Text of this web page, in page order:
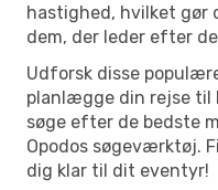
hastighed, hvilket
dem, der leder efter
Udforsk disse
planlægge din rejse til
søge efter de bedste
Opodos søgeværktøj.
dig klar til dit eventyr!